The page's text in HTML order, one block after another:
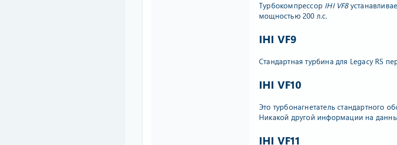
Турбокомпрессор IHI VF8
мощностью 200 л.с.
IHI VF9
Стандартная турбина для Legacy RS
IHI VF10
Это турбонагнетатель стандартного
Никакой другой информации на
IHI VF11